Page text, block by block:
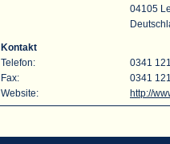
04105
Kontakt
Telefon:
Fax:
Website:
0341
0341
http://